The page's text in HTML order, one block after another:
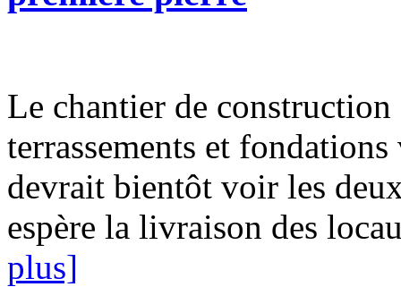
Le chantier de
terrassements et
devrait bientôt voir les
espère la livraison des
plus]